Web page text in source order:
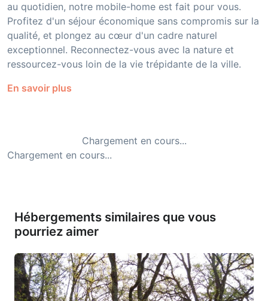
au quotidien, notre mobile-home est fait pour vous.
Profitez d'un séjour économique sans compromis sur la
qualité, et plongez au cœur d'un cadre naturel
exceptionnel. Reconnectez-vous avec la nature et
ressourcez-vous loin de la vie trépidante de la ville.
En savoir plus
Chargement en cours...
Chargement en cours...
Hébergements similaires que vous
pourriez aimer